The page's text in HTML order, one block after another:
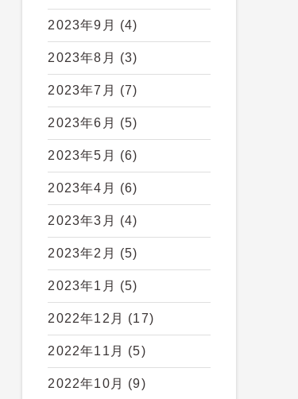
2023年9月 (4)
2023年8月 (3)
2023年7月 (7)
2023年6月 (5)
2023年5月 (6)
2023年4月 (6)
2023年3月 (4)
2023年2月 (5)
2023年1月 (5)
2022年12月 (17)
2022年11月 (5)
2022年10月 (9)